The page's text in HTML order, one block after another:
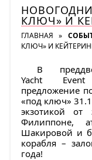
КЛЮЧ» И
ГЛАВНАЯ »
КЛЮЧ» И КЕЙТЕРИНГ
В
Yacht Event
предложение
«под ключ»
экзотикой от
Филиппоне,
Шакировой и
корабля –
года!